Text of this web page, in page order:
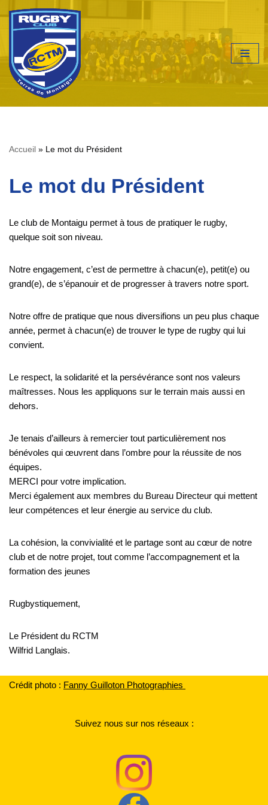
Aller
contenu
Accueil » Le mot du Président
Le mot du Président
Le club de Montaigu permet à tous de pratiquer le rugby,
quelque soit son niveau.
Notre engagement, c’est de permettre à chacun(e), petit(e) ou
grand(e), de s’épanouir et de progresser à travers notre sport.
Notre offre de pratique que nous diversifions un peu plus chaque
année, permet à chacun(e) de trouver le type de rugby qui lui
convient.
Le respect, la solidarité et la persévérance sont nos valeurs
maîtresses. Nous les appliquons sur le terrain mais aussi en
dehors.
Je tenais d’ailleurs à remercier tout particulièrement nos
bénévoles qui œuvrent dans l’ombre pour la réussite de nos
équipes.
MERCI pour votre implication.
Merci également aux membres du Bureau Directeur qui mettent
leur compétences et leur énergie au service du club.
La cohésion, la convivialité et le partage sont au cœur de notre
club et de notre projet, tout comme l’accompagnement et la
formation des jeunes
Rugbystiquement,
Le Président du RCTM
Wilfrid Langlais.
Crédit photo : Fanny Guilloton Photographies
Suivez nous sur nos réseaux :